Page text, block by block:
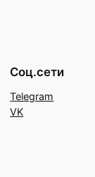
Соц.сети
Telegram
VK